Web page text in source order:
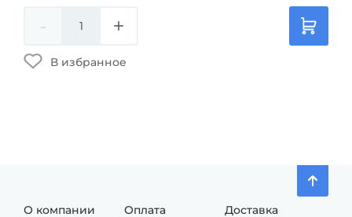
- +
В избранное
О компании Оплата Доставка